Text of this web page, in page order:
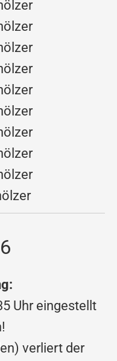
Uhr eingestellt
verliert der